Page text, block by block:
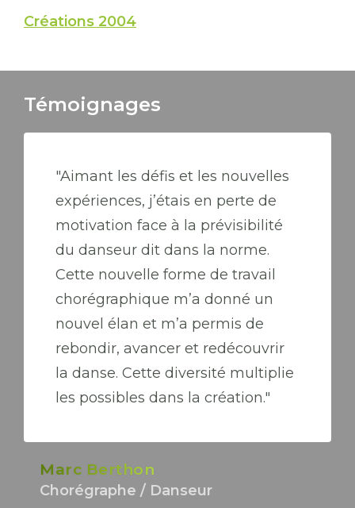
Créations 2004
Témoignages
"Aimant les défis et les nouvelles
expériences, j’étais en perte de
motivation face à la prévisibilité
du danseur dit dans la norme.
Cette nouvelle forme de travail
chorégraphique m’a donné un
nouvel élan et m’a permis de
rebondir, avancer et redécouvrir
la danse. Cette diversité multiplie
les possibles dans la création."
Marc Berthon
Chorégraphe / Danseur